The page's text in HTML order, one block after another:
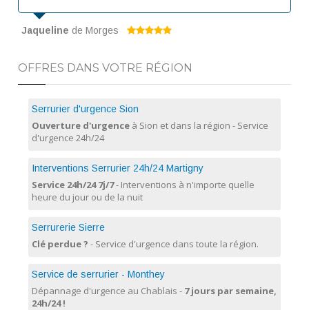
Jaqueline de Morges
OFFRES DANS VOTRE RÉGION
Serrurier d'urgence Sion
Ouverture d'urgenceà Sion et dans la région - Service
d'urgence 24h/24
Interventions Serrurier 24h/24 Martigny
Service 24h/24 7j/7- Interventions à n'importe quelle
heure du jour ou de la nuit
Serrurerie Sierre
Clé perdue ? - Service d'urgence dans toute la région.
Service de serrurier - Monthey
Dépannage d'urgence au Chablais - 7 jours par semaine,
24h/24 !